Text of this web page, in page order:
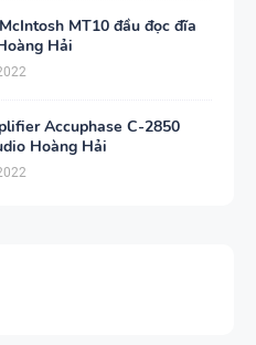
MT10 đầu đọc đĩa
Hải
Accuphase C-2850
Hoàng Hải